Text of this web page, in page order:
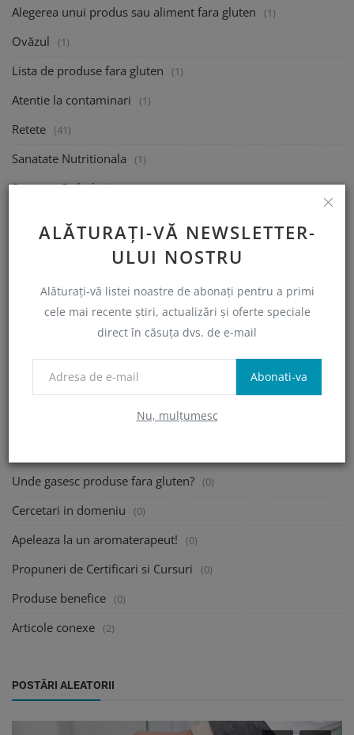
ALĂTURAȚI-VĂ NEWSLETTER-
ULUI NOSTRU
Alăturați-vă listei noastre de abonați pentru a primi
cele mai recente știri, actualizări și oferte speciale
direct în căsuța dvs. de e-mail
Abonati-va
Nu, mulțumesc
Alegerea unui produs sau aliment fara gluten (1)
Ovăzul (1)
Lista de produse fara gluten (1)
Atentie la contaminari (1)
Retete (41)
Sanatate Nutritionala (1)
Sanatate Psihologica (1)
Semnalați un produs sau restaurant non-conform (0)
Webinarii si informatii utile (2)
Caut un Nutritionist! (0)
Traiesc cu o persoana celiaca! (0)
Unde gasesc produse fara gluten? (0)
Cercetari in domeniu (0)
Apeleaza la un aromaterapeut! (0)
Propuneri de Certificari si Cursuri (0)
Produse benefice (0)
Articole conexe (2)
POSTĂRI ALEATORII